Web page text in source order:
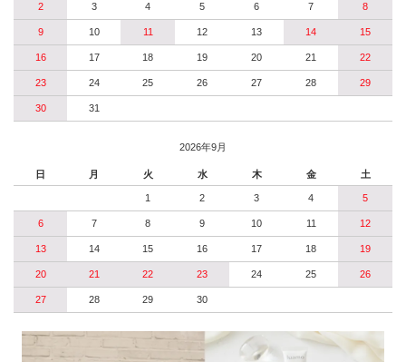
2 3 4 5 6 7 8
9 10 11 12 13 14 15
16 17 18 19 20 21 22
23 24 25 26 27 28 29
30 31
2026年9月
日 月 火 水 木 金 土
1 2 3 4 5
6 7 8 9 10 11 12
13 14 15 16 17 18 19
20 21 22 23 24 25 26
27 28 29 30